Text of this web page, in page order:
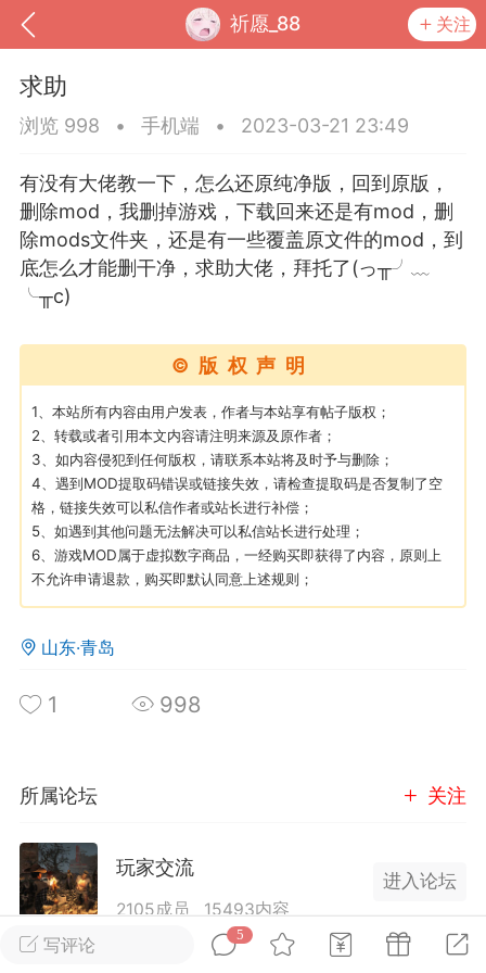
祈愿_88 关注
道具 排行榜
MOD下载 攻略教程 联机招募
大人
Lv.8
02-10 15:45
电脑端 其他&工具
卖挂
禁止发布联机可用的作弊模组，
单机辅助引流私下售卖服务器外挂！
作弊模组在联机服务器使用,为了维护游
汉
72 2.22w
大人
Lv.8
写评论
5
求助
浏览 998 • 手机端 • 2023-03-21 23:49
有没有大佬教一下，怎么还原纯净版，回到原版，
删除mod，我删掉游戏，下载回来还是有mod，删
除mods文件夹，还是有一些覆盖原文件的mod，到
底怎么才能删干净，求助大佬，拜托了(っ╥╯﹏
╰╥c)
©版权声明
1、本站所有内容由用户发表，作者与本站享有帖子版权；
2、转载或者引用本文内容请注明来源及原作者；
3、如内容侵犯到任何版权，请联系本站将及时予与删除；
4、遇到MOD提取码错误或链接失效，请检查提取码是否复制了空
格，链接失效可以私信作者或站长进行补偿；
5、如遇到其他问题无法解决可以私信站长进行处理；
6、游戏MOD属于虚拟数字商品，一经购买即获得了内容，原则上
不允许申请退款，购买即默认同意上述规则；
山东·青岛
1 998
所属论坛 关注
玩家交流
2105成员 15493内容
进入论坛
为七日杀玩家提供交流、提问、分享平台。发帖请